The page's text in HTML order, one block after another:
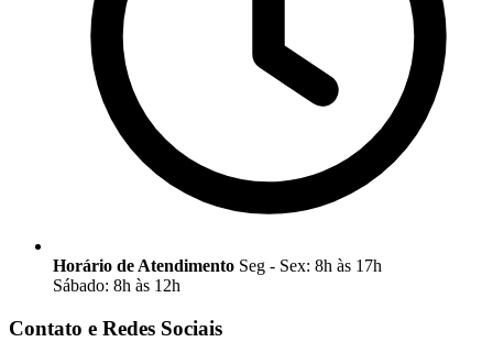
Horário de Atendimento Seg - Sex: 8h às 17h
Sábado: 8h às 12h
Contato e Redes Sociais